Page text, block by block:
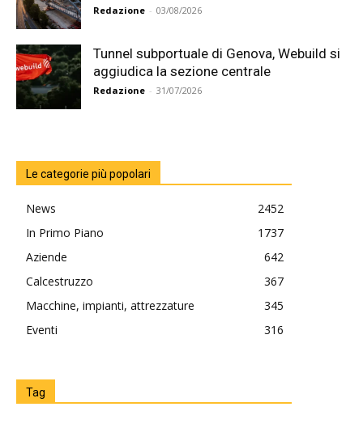
Redazione - 03/08/2026
Tunnel subportuale di Genova, Webuild si
aggiudica la sezione centrale
Redazione - 31/07/2026
Le categorie più popolari
News
2452
In Primo Piano
1737
Aziende
642
Calcestruzzo
367
Macchine, impianti, attrezzature
345
Eventi
316
Tag